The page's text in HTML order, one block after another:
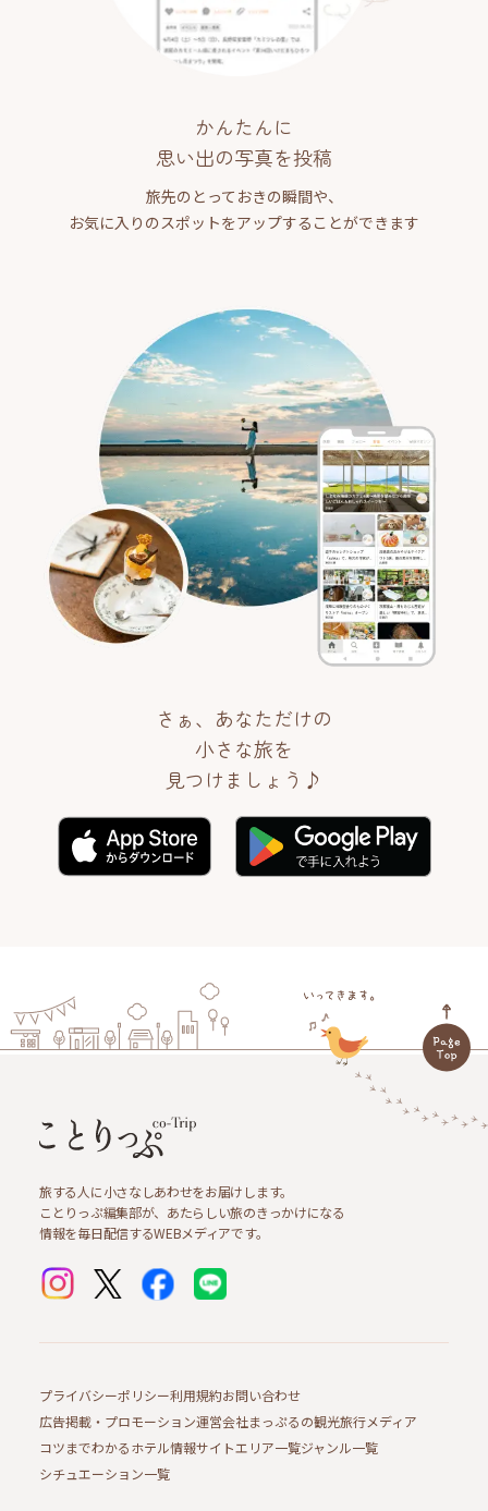
かんたんに
思い出の写真を投稿
旅先のとっておきの瞬間や、
お気に入りのスポットをアップすることができます
さぁ、あなただけの
小さな旅を
見つけましょう♪
旅する人に小さなしあわせをお届けします。
ことりっぷ編集部が、あたらしい旅のきっかけになる
情報を毎日配信するWEBメディアです。
プライバシーポリシー利用規約お問い合わせ
広告掲載・プロモーション運営会社まっぷるの観光旅行メディア
コツまでわかるホテル情報サイトエリア一覧ジャンル一覧
シチュエーション一覧